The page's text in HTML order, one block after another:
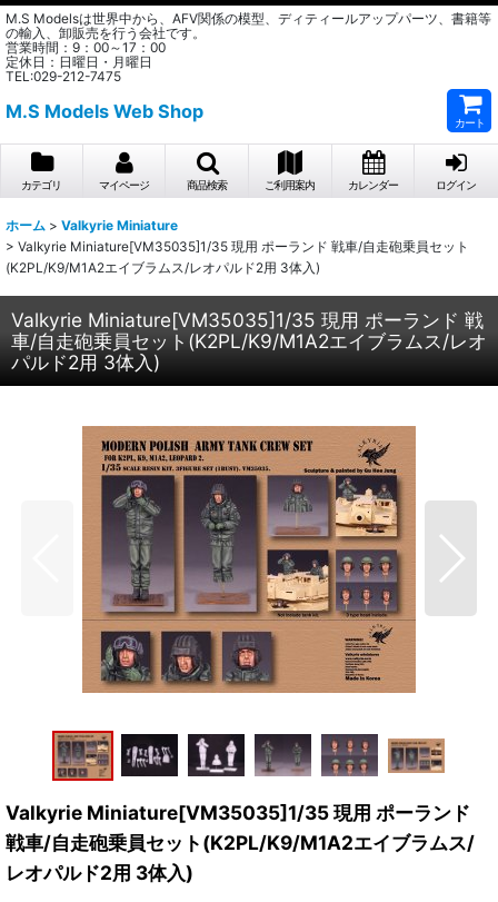
M.S Modelsは世界中から、AFV関係の模型、ディティールアップパーツ、書籍等
の輸入、卸販売を行う会社です。
営業時間：9：00～17：00
定休日：日曜日・月曜日
TEL:029-212-7475
M.S Models Web Shop
カート
カテゴリ マイページ 商品検索 ご利用案内 カレンダー ログイン
ホーム > Valkyrie Miniature
> Valkyrie Miniature[VM35035]1/35 現用 ポーランド 戦車/自走砲乗員セット
(K2PL/K9/M1A2エイブラムス/レオパルド2用 3体入)
Valkyrie Miniature[VM35035]1/35 現用 ポーランド 戦
車/自走砲乗員セット(K2PL/K9/M1A2エイブラムス/レオ
パルド2用 3体入)
Valkyrie Miniature[VM35035]1/35 現用 ポーランド
戦車/自走砲乗員セット(K2PL/K9/M1A2エイブラムス/
レオパルド2用 3体入)